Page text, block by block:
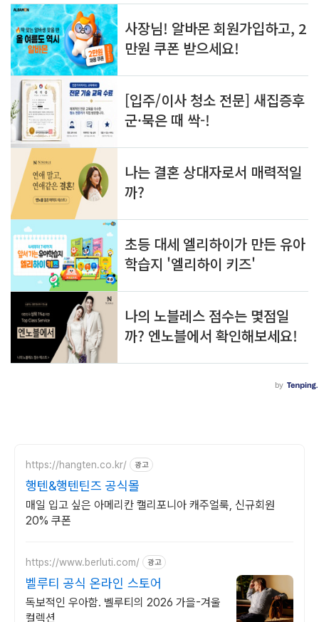
https://hangten.co.kr/ 광고
행텐&행텐틴즈 공식몰
매일 입고 싶은 아메리칸 캘리포니아 캐주얼룩, 신규회원
20% 쿠폰
https://www.berluti.com/ 광고
벨루티 공식 온라인 스토어
독보적인 우아함. 벨루티의 2026 가을-겨울
컬렉션